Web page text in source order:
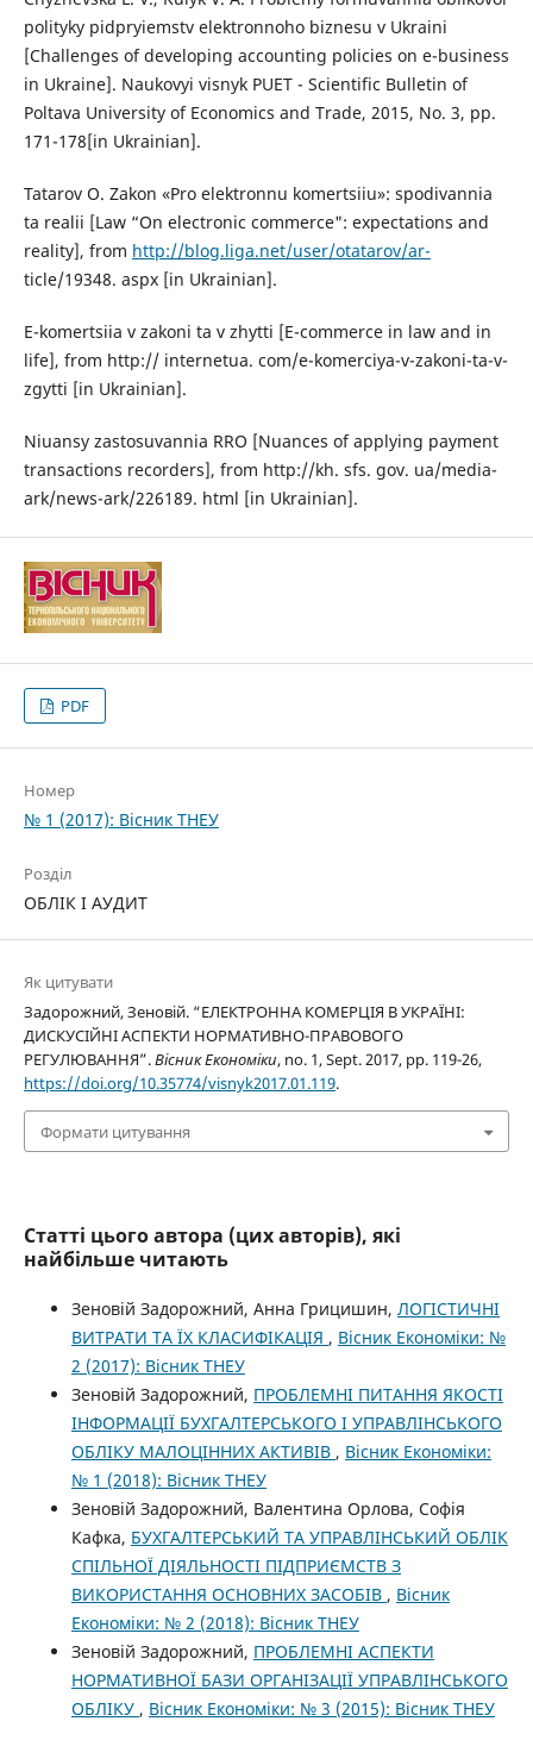
polityky pidpryiemstv elektronnoho biznesu v Ukraini
[Challenges of developing accounting policies on e-business
in Ukraine]. Naukovyi visnyk PUET - Scientific Bulletin of
Poltava University of Economics and Trade, 2015, No. 3, pp.
171-178[in Ukrainian].
Tatarov O. Zakon «Pro elektronnu komertsiiu»: spodivannia
ta realii [Law “On electronic commerce": expectations and
reality], from http://blog.liga.net/user/otatarov/ar-
ticle/19348. aspx [in Ukrainian].
E-komertsiia v zakoni ta v zhytti [E-commerce in law and in
life], from http:// internetua. com/e-komerciya-v-zakoni-ta-v-
zgytti [in Ukrainian].
Niuansy zastosuvannia RRO [Nuances of applying payment
transactions recorders], from http://kh. sfs. gov. ua/media-
ark/news-ark/226189. html [in Ukrainian].
PDF
Номер
№ 1 (2017): Вісник ТНЕУ
Розділ
ОБЛІК І АУДИТ
Як цитувати
Задорожний, Зеновій. “ЕЛЕКТРОННА КОМЕРЦІЯ В УКРАЇНІ:
ДИСКУСІЙНІ АСПЕКТИ НОРМАТИВНО-ПРАВОВОГО
РЕГУЛЮВАННЯ”.Вісник Економіки, no. 1, Sept. 2017, pp. 119-26,
https://doi.org/10.35774/visnyk2017.01.119.
Формати цитування
Статті цього автора (цих авторів), які
найбільше читають
Зеновій Задорожний, Анна Грицишин, ЛОГІСТИЧНІ
ВИТРАТИ ТА ЇХ КЛАСИФІКАЦІЯ , Вісник Економіки: №
2 (2017): Вісник ТНЕУ
Зеновій Задорожний, ПРОБЛЕМНІ ПИТАННЯ ЯКОСТІ
ІНФОРМАЦІЇ БУХГАЛТЕРСЬКОГО І УПРАВЛІНСЬКОГО
ОБЛІКУ МАЛОЦІННИХ АКТИВІВ , Вісник Економіки:
№ 1 (2018): Вісник ТНЕУ
Зеновій Задорожний, Валентина Орлова, Софія
Кафка, БУХГАЛТЕРСЬКИЙ ТА УПРАВЛІНСЬКИЙ ОБЛІК
СПІЛЬНОЇ ДІЯЛЬНОСТІ ПІДПРИЄМСТВ З
ВИКОРИСТАННЯ ОСНОВНИХ ЗАСОБІВ , Вісник
Економіки: № 2 (2018): Вісник ТНЕУ
Зеновій Задорожний, ПРОБЛЕМНІ АСПЕКТИ
НОРМАТИВНОЇ БАЗИ ОРГАНІЗАЦІЇ УПРАВЛІНСЬКОГО
ОБЛІКУ , Вісник Економіки: № 3 (2015): Вісник ТНЕУ